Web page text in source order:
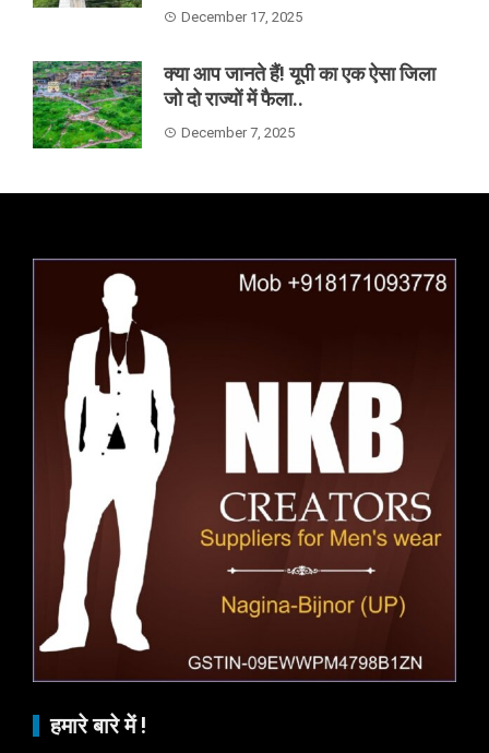
December 17, 2025
क्या आप जानते हैं! यूपी का एक ऐसा जिला
जो दो राज्यों में फैला..
December 7, 2025
हमारे बारे में !